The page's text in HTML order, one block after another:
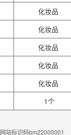
化妆品
化妆品
化妆品
化妆品
化妆品
1个
网站标识码bm22000001